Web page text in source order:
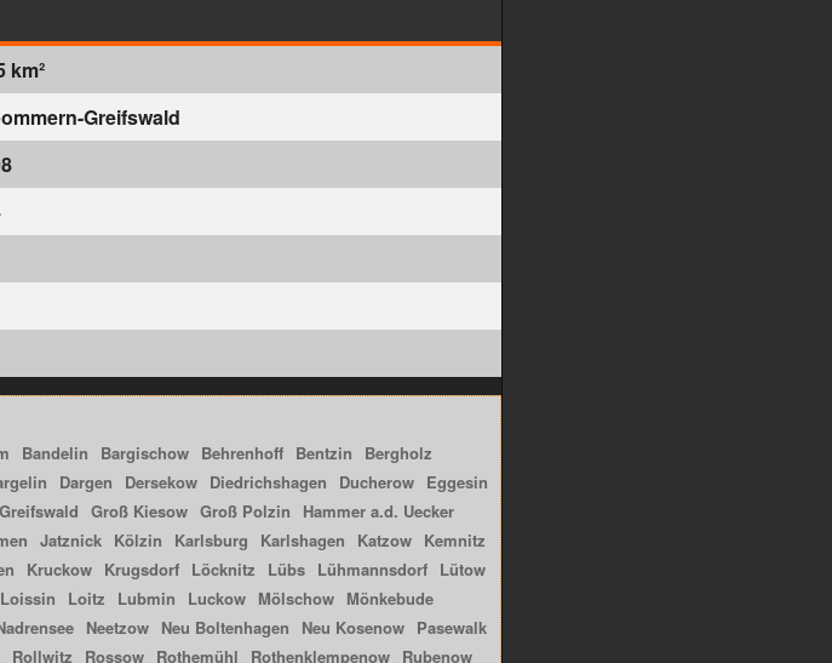
km²
Greifswald
Bandelin Bargischow Behrenhoff Bentzin
Bergholz
Dargen Dersekow Diedrichshagen Ducherow Eggesin
Greifswald Groß Kiesow Groß Polzin
Hammer a.d. Uecker
Jatznick Kölzin Karlsburg Karlshagen Katzow Kemnitz
Kruckow Krugsdorf Löcknitz Lübs Lühmannsdorf Lütow
Loissin Loitz Lubmin Luckow Mölschow Mönkebude
Neetzow Neu Boltenhagen Neu Kosenow Pasewalk
Rollwitz Rossow Rothemühl Rothenklempenow Rubenow